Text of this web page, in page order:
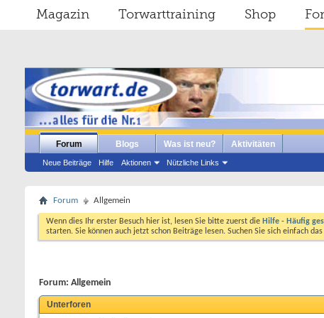
Magazin Torwarttraining Shop
Forum
Neue Beiträge Hilfe Aktionen Nützliche Links
Blogs Was ist neu? Aktivitäten
Forum Allgemein
Wenn dies Ihr erster Besuch hier ist, lesen Sie bitte zuerst die Hilfe - Häufig
starten. Sie können auch jetzt schon Beiträge lesen. Suchen Sie sich einfach
Forum: Allgemein
Unterforen